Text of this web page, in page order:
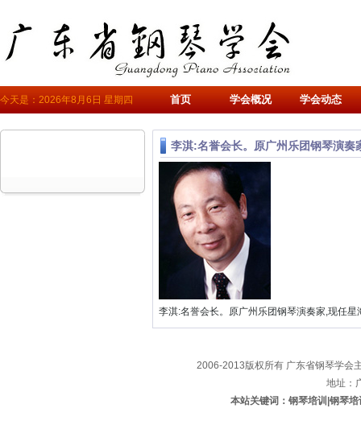
今天是：2026年8月6日 星期四 首页 学会概况 学会动态
李淇:名誉会长。原广州乐团钢琴演奏
李淇:名誉会长。原广州乐团钢琴演奏家,现任
2006-2013版权所有 广东省钢琴学会
地址：
本站关键词：钢琴培训|钢琴